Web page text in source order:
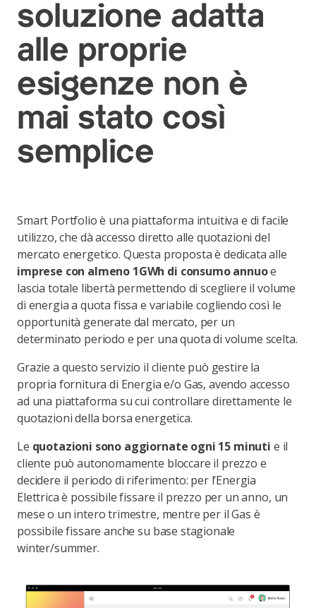
soluzione adatta
alle proprie
esigenze non è
mai stato così
semplice
Smart Portfolio è una piattaforma intuitiva e di facile
utilizzo, che dà accesso diretto alle quotazioni del
mercato energetico. Questa proposta è dedicata alle
imprese con almeno 1GWh di consumo annuoe
lascia totale libertà permettendo di scegliere il volume
di energia a quota fissa e variabile cogliendo così le
opportunità generate dal mercato, per un
determinato periodo e per una quota di volume scelta.
Grazie a questo servizio il cliente può gestire la
propria fornitura di Energia e/o Gas, avendo accesso
ad una piattaforma su cui controllare direttamente le
quotazioni della borsa energetica.
Le quotazioni sono aggiornate ogni 15 minuti e il
cliente può autonomamente bloccare il prezzo e
decidere il periodo di riferimento: per l’Energia
Elettrica è possibile fissare il prezzo per un anno, un
mese o un intero trimestre, mentre per il Gas è
possibile fissare anche su base stagionale
winter/summer.